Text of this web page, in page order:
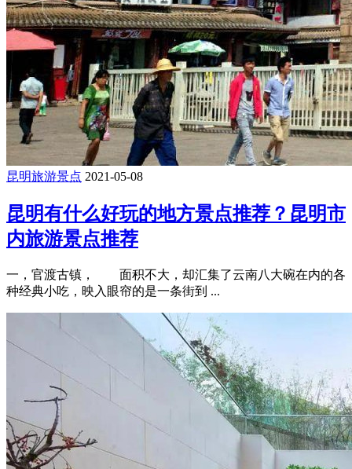
昆明旅游景点 2021-05-08
昆明有什么好玩的地方景点推荐？昆明市
内旅游景点推荐
一，官渡古镇， 面积不大，却汇集了云南八大碗在内的各
种经典小吃，映入眼帘的是一条街到 ...